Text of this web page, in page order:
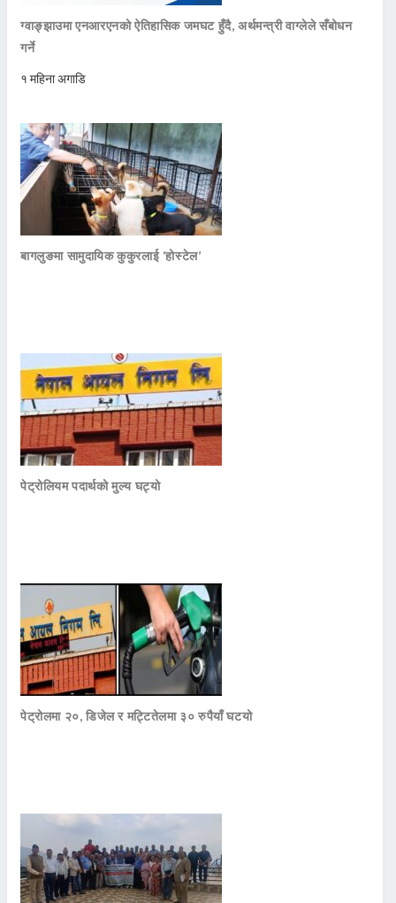
ग्वाङ्झाउमा एनआरएनको ऐतिहासिक जमघट हुँदै, अर्थमन्त्री वाग्लेले सँबोधन
गर्ने
१ महिना अगाडि
बागलुङमा सामुदायिक कुकुरलाई ‘होस्टेल’
पेट्रोलियम पदार्थको मुल्य घट्यो
पेट्रोलमा २०, डिजेल र मट्टितेलमा ३० रुपैयाँ घटयो